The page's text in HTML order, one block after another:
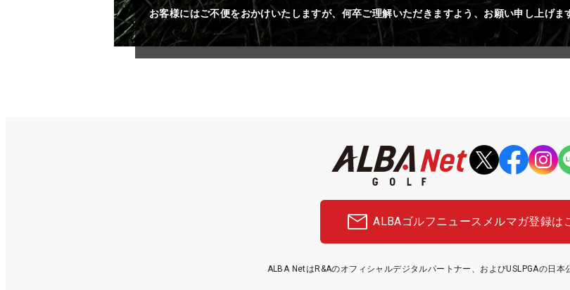
お客様にはご不便をおかけいたしますが、何卒ご理解いただきますよう、お願い申し上げま
ALBAゴルフニュース メルマガ登録は
ALBA NetはR&Aのオフィシャルデジタルパートナー、およびUSLPGAの日本